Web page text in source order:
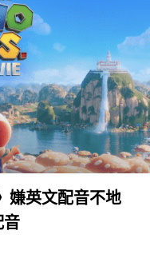
嫌英文配音不地
音